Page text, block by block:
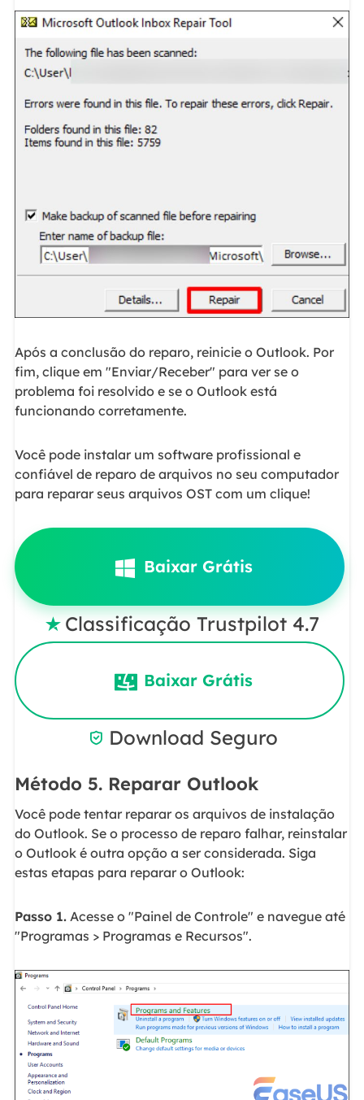
Após a conclusão do reparo, reinicie o Outlook. Por
fim, clique em "Enviar/Receber" para ver se o
problema foi resolvido e se o Outlook está
funcionando corretamente.
Você pode instalar um software profissional e
confiável de reparo de arquivos no seu computador
para reparar seus arquivos OST com um clique!
Baixar Grátis
 Classificação Trustpilot 4.7
Baixar Grátis
 Download Seguro
Método 5. Reparar Outlook
Você pode tentar reparar os arquivos de instalação
do Outlook. Se o processo de reparo falhar, reinstalar
o Outlook é outra opção a ser considerada. Siga
estas etapas para reparar o Outlook:
Passo 1.Acesse o "Painel de Controle" e navegue até
"Programas > Programas e Recursos".